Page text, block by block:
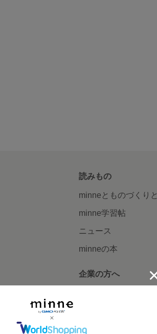
読みもの
minneとものづくりと
minne学習帖
ニュース
minneの本
企業の方へ